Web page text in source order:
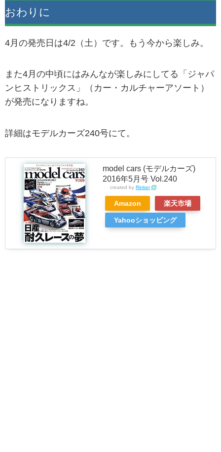
おわりに
4月の発売日は4/2（土）です。もう今から楽しみ。
また4月の中頃にはみんなが楽しみにしてる「ジャパ
ンヒストリックス」（カー・カルチャーアソート）
が発売になりますね。
詳細はモデルカーズ240号にて。
model cars (モデルカーズ)
2016年5月号 Vol.240
created by Rinker
Amazon 楽天市場
Yahooショッピング